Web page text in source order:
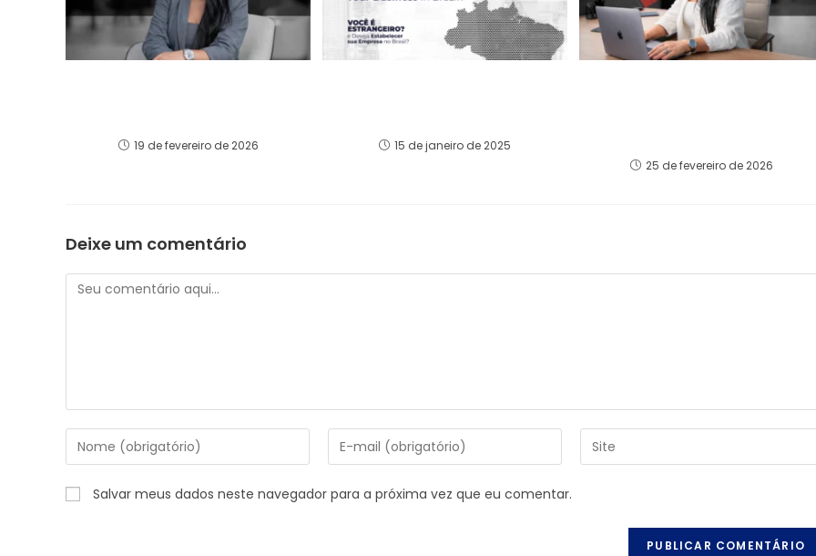
19 de fevereiro de 2026 15 de janeiro de 2025
25 de fevereiro de 2026
Deixe um comentário
Salvar meus dados neste navegador para a próxima vez que eu comentar.